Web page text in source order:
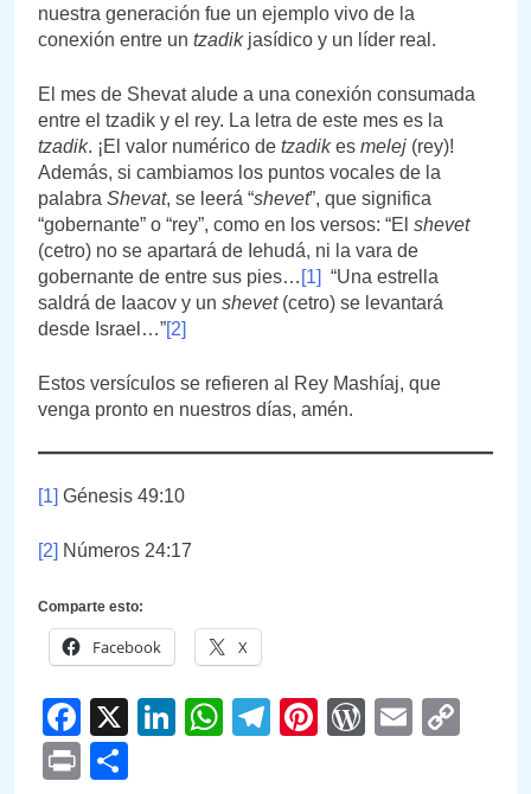
nuestra generación fue un ejemplo vivo de la
conexión entre un tzadikjasídico y un líder real.
El mes de Shevat alude a una conexión consumada
entre el tzadik y el rey. La letra de este mes es la
tzadik. ¡El valor numérico de tzadikes melej (rey)!
Además, si cambiamos los puntos vocales de la
palabra Shevat, se leerá “shevet”, que significa
“gobernante” o “rey”, como en los versos: “El shevet
(cetro) no se apartará de Iehudá, ni la vara de
gobernante de entre sus pies… [1] “Una estrella
saldrá de Iaacov y un shevet(cetro) se levantará
desde Israel…”[2]
Estos versículos se refieren al Rey Mashíaj, que
venga pronto en nuestros días, amén.
[1] Génesis 49:10
[2] Números 24:17
Comparte esto:
Facebook X
Facebook
X LinkedIn
WhatsApp
Telegram
PinterestEmail
Print